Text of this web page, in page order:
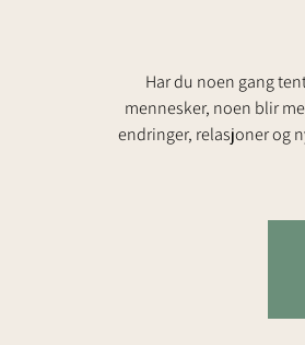
Har du noen gang
mennesker, noen blir
endringer, relasjoner og